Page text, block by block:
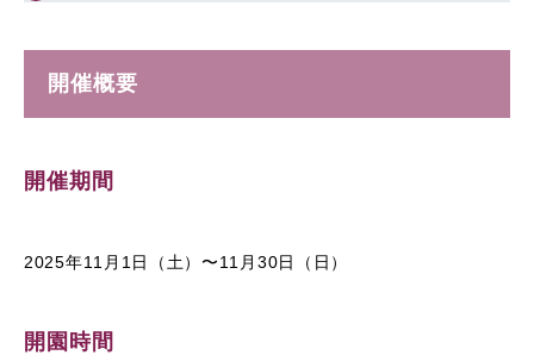
開催概要
開催期間
2025年11月1日（土）〜11月30日（日）
開園時間